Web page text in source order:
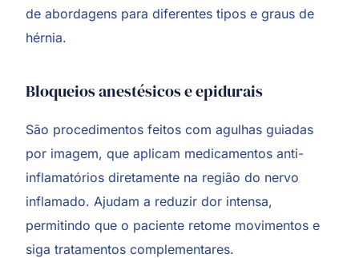
de abordagens para diferentes tipos e graus de
hérnia.
Bloqueios anestésicos e epidurais
São procedimentos feitos com agulhas guiadas
por imagem, que aplicam medicamentos anti-
inflamatórios diretamente na região do nervo
inflamado. Ajudam a reduzir dor intensa,
permitindo que o paciente retome movimentos e
siga tratamentos complementares.